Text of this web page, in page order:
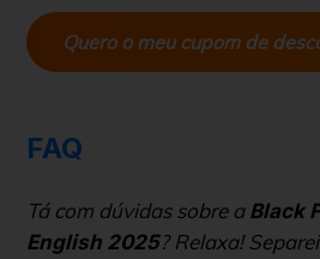
Quero o meu cupom de
FAQ
Tá com dúvidas sobre a Black
English 2025? Relaxa!